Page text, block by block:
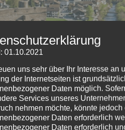
01.10.2021
uns sehr über Ihr Interesse an
der Internetseiten ist
Daten möglich.
Services unseres
nehmen möchte, könnte jedoch
Daten erforderlich
Daten erforderlich